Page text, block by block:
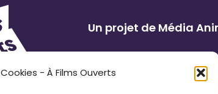
Cookies - À Films Ouverts
Un projet de Média